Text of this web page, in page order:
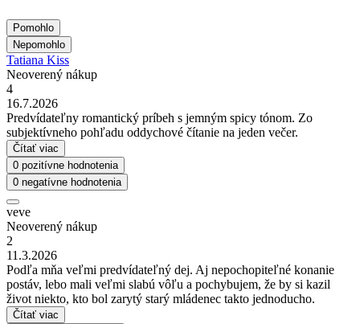
Pomohlo
Nepomohlo
Tatiana Kiss
Neoverený nákup
4
16.7.2026
Predvídateľny romantický príbeh s jemným spicy tónom. Zo
subjektívneho pohľadu oddychové čítanie na jeden večer.
Čítať viac
0 pozitívne hodnotenia
0 negatívne hodnotenia
veve
Neoverený nákup
2
11.3.2026
Podľa mňa veľmi predvídateľný dej. Aj nepochopiteľné konanie
postáv, lebo mali veľmi slabú vôľu a pochybujem, že by si kazil
život niekto, kto bol zarytý starý mládenec takto jednoducho.
Čítať viac